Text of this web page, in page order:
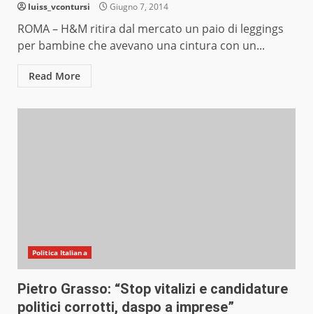
luiss_vcontursi Giugno 7, 2014
ROMA – H&M ritira dal mercato un paio di leggings
per bambine che avevano una cintura con un...
Read More
Politica Italiana
Pietro Grasso: “Stop vitalizi e candidature
politici corrotti, daspo a imprese”